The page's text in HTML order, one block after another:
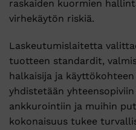
raskaiden kuormien
virhekäytön riskiä.
Laskeutumislaitetta
tuotteen standardit,
halkaisija ja
yhdistetään
ankkurointiin ja muihin
kokonaisuus tukee